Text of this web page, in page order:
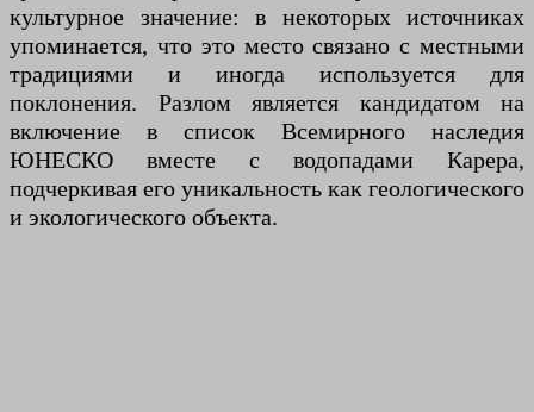
культурное значение: в некоторых источниках
упоминается, что это место связано с местными
традициями и иногда используется для
поклонения. Разлом является кандидатом на
включение в список Всемирного наследия
ЮНЕСКО вместе с водопадами Карера,
подчеркивая его уникальность как геологического
и экологического объекта.